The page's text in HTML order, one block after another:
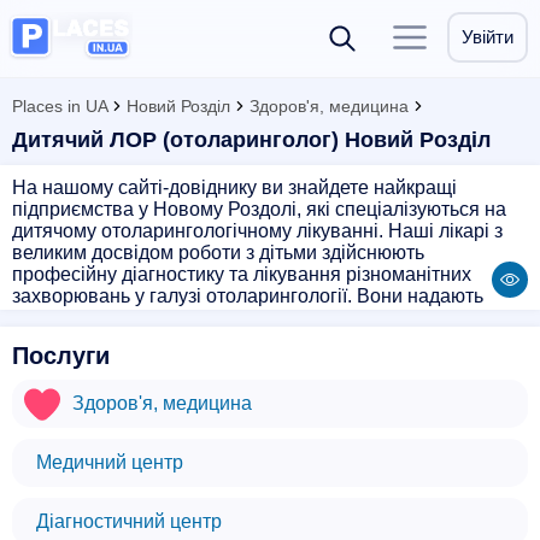
Увійти
Places in UA Новий Розділ Здоров'я, медицина
Дитячий ЛОР (отоларинголог) Новий Розділ
На нашому сайті-довіднику ви знайдете найкращі
підприємства у Новому Роздолі, які спеціалізуються на
дитячому отоларингологічному лікуванні. Наші лікарі з
великим досвідом роботи з дітьми здійснюють
професійну діагностику та лікування різноманітних
захворювань у галузі отоларингології. Вони надають
допоможемо вашому малюкові швидко відновити
Послуги
Здоров'я, медицина
Медичний центр
Діагностичний центр